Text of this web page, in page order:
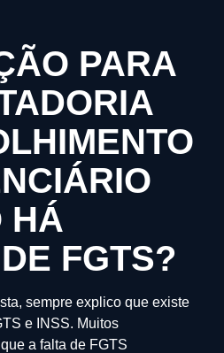
PARA
HÁ
FGTS?
sempre explico que existe
e INSS. Muitos
a falta de FGTS